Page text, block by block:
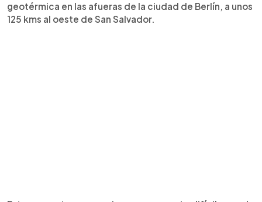
geotérmica en las afueras de la ciudad de Berlín, a unos
125 kms al oeste de San Salvador.